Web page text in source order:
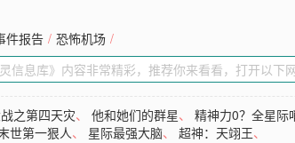
件报告 / 恐怖机场 /
之第四天灾、他和她们的群星、精神力0？全星际
世第一狠人、 星际最强大脑、超神：天翊王、